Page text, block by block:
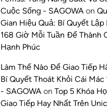
Cuộc Sống - SAGOWA on
Gian Hiệu Quả: Bí Quyết Lập
168 Giờ Mỗi Tuần Để Thành
Hạnh Phúc
Làm Thế Nào Để Giao Tiếp
Bí Quyết Thoát Khỏi Cái Mác
- SAGOWA on Top 5 Khóa
Giao Tiếp Hay Nhất Trên